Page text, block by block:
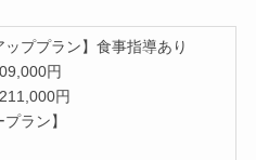
ッププラン】食事指導あり
円
円
ラン】